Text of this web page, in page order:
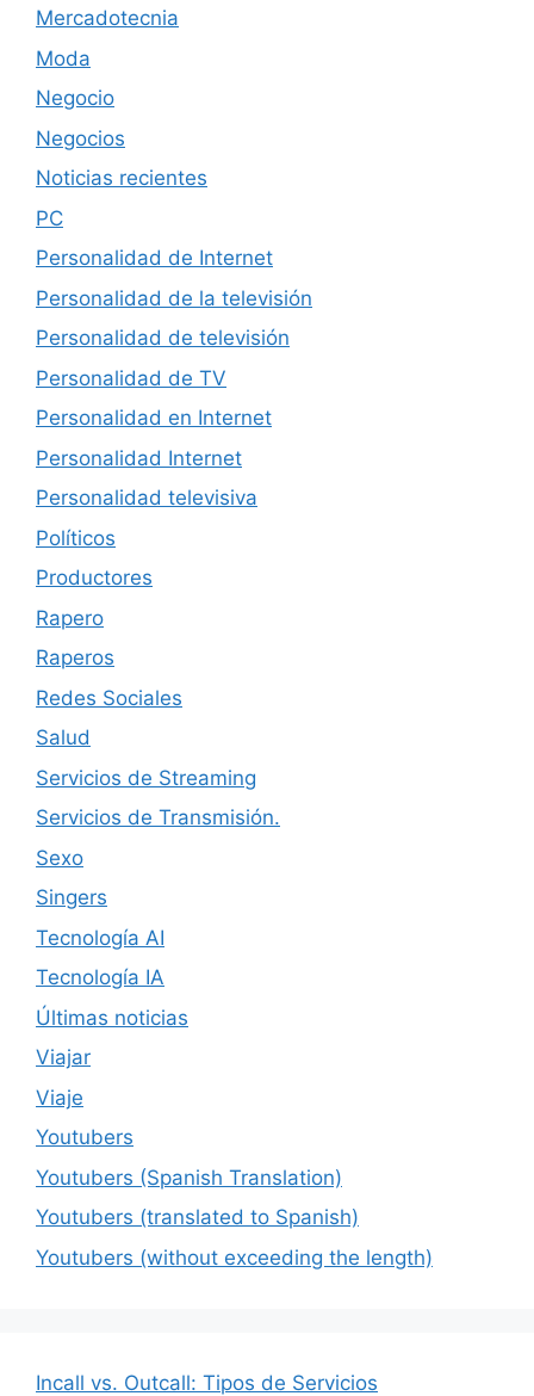
Mercadotecnia
Moda
Negocio
Negocios
Noticias recientes
PC
Personalidad de Internet
Personalidad de la televisión
Personalidad de televisión
Personalidad de TV
Personalidad en Internet
Personalidad Internet
Personalidad televisiva
Políticos
Productores
Rapero
Raperos
Redes Sociales
Salud
Servicios de Streaming
Servicios de Transmisión.
Sexo
Singers
Tecnología AI
Tecnología IA
Últimas noticias
Viajar
Viaje
Youtubers
Youtubers (Spanish Translation)
Youtubers (translated to Spanish)
Youtubers (without exceeding the length)
Incall vs. Outcall: Tipos de Servicios